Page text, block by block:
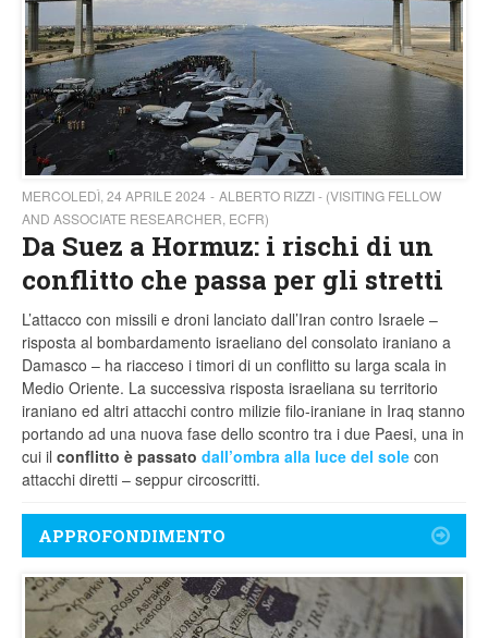
MERCOLEDÌ, 24 APRILE 2024
ALBERTO RIZZI - (VISITING FELLOW
AND ASSOCIATE RESEARCHER, ECFR)
Da Suez a Hormuz: i rischi di un
conflitto che passa per gli stretti
L’attacco con missili e droni lanciato dall’Iran contro Israele –
risposta al bombardamento israeliano del consolato iraniano a
Damasco – ha riacceso i timori di un conflitto su larga scala in
Medio Oriente. La successiva risposta israeliana su territorio
iraniano ed altri attacchi contro milizie filo-iraniane in Iraq stanno
portando ad una nuova fase dello scontro tra i due Paesi, una in
cui il conflitto è passato dall’ombra alla luce del sole con
attacchi diretti – seppur circoscritti.
APPROFONDIMENTO